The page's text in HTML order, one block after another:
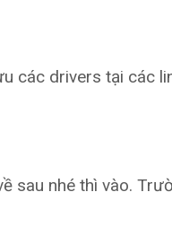
các drivers tại các
sau nhé thì vào.